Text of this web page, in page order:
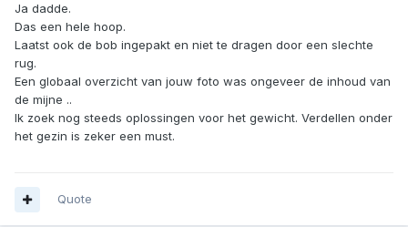
Ja dadde.
Das een hele hoop.
Laatst ook de bob ingepakt en niet te dragen door een slechte
rug.
Een globaal overzicht van jouw foto was ongeveer de inhoud van
de mijne ..
Ik zoek nog steeds oplossingen voor het gewicht. Verdellen onder
het gezin is zeker een must.
Quote